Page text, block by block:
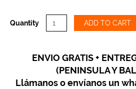
Quantity ADD TO CART
ENVIO GRATIS +
(PENINSULA Y
Llámanos o envíanos un